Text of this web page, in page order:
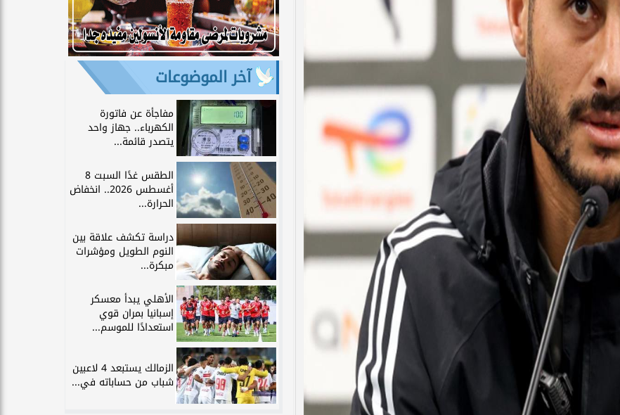
آخر الموضوعات
مفاجأة عن فاتورة
الكهرباء.. جهاز واحد
يتصدر قائمة...
الطقس غدًا السبت 8
أغسطس 2026.. انخفاض
الحرارة...
دراسة تكشف علاقة بين
النوم الطويل ومؤشرات
مبكرة...
الأهلي يبدأ معسكر
إسبانيا بمران قوي
استعدادًا للموسم...
الزمالك يستبعد 4 لاعبين
شباب من حساباته في...